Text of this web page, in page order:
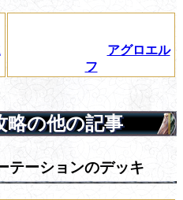
アグロエル
フ
略の他の記事
テーションのデッキ